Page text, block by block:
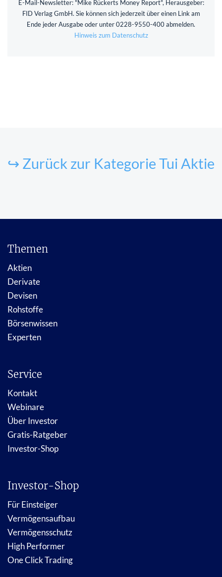
E-Mail-Newsletter: "Mike Rückerts Money Report", Herausgeber:
FID Verlag GmbH. Sie können sich jederzeit über einen Link am
Ende jeder Ausgabe oder unter 0228-9550-400 abmelden.
Hinweis zum Datenschutz
↪ Zurück zur Kategorie Tui Aktie
Themen
Aktien
Derivate
Devisen
Rohstoffe
Börsenwissen
Experten
Service
Kontakt
Webinare
Über Investor
Gratis-Ratgeber
Investor-Shop
Investor-Shop
Für Einsteiger
Vermögensaufbau
Vermögensschutz
High Performer
One Click Trading